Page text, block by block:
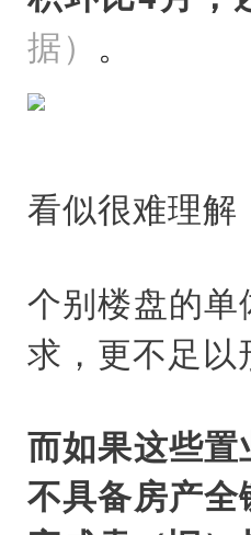
据） 。
看似很难理
个别楼盘的
求，更不足以
而如果这些
不具备房产